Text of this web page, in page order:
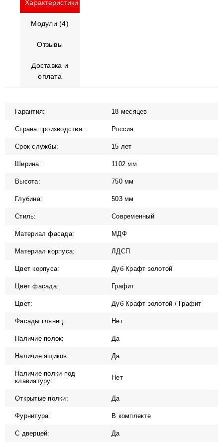
Характеристики
Модули (4)
Отзывы
Доставка и
оплата
Гарантия: 18 месяцев
Страна производства : Россия
Срок службы: 15 лет
Ширина: 1102 мм
Высота: 750 мм
Глубина: 503 мм
Стиль: Современный
Материал фасада: МДФ
Материал корпуса: ЛДСП
Цвет корпуса: Дуб Крафт золотой
Цвет фасада: Графит
Цвет: Дуб Крафт золотой / Графит
Фасады глянец : Нет
Наличие полок: Да
Наличие ящиков: Да
Наличие полки под
клавиатуру:
Нет
Открытые полки: Да
Фурнитура: В комплекте
С дверцей: Да